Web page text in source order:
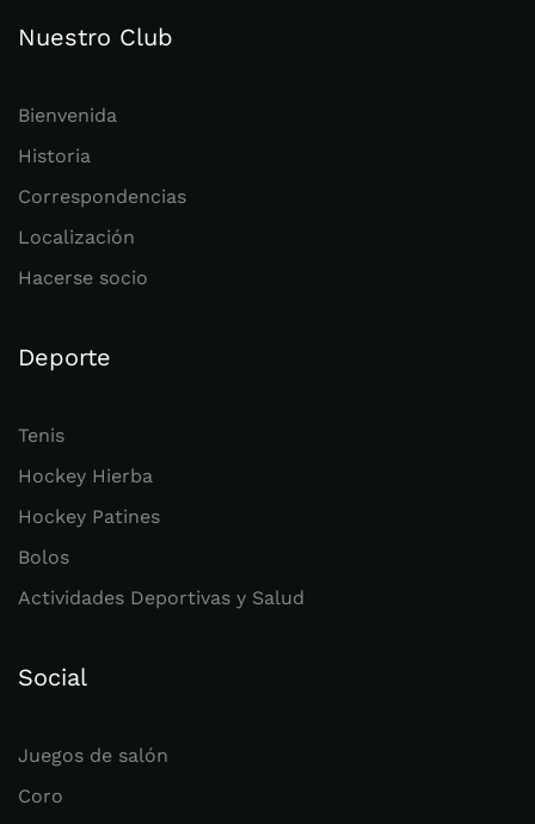
Nuestro Club
Bienvenida
Historia
Correspondencias
Localización
Hacerse socio
Deporte
Tenis
Hockey Hierba
Hockey Patines
Bolos
Actividades Deportivas y Salud
Social
Juegos de salón
Coro